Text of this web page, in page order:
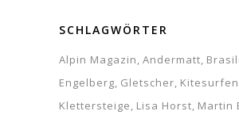
SCHLAGWÖRTER
Alpin Magazin Andermatt
Engelberg Gletscher Kitesurfen
Klettersteige Lisa Horst Martin